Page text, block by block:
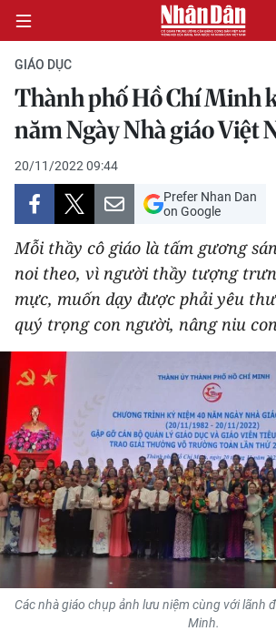
CHÍNH TRỊ
KINH TẾ
VĂN HÓA
XÃ HỘI
PHÁP LUẬT
THẾ GIỚI
THỂ THAO
GIÁO DỤC
Y TẾ
KHOA HỌC - CÔNG NGHỆ
MÔI TRƯỜNG
GIÁO DỤC
Thành phố Hồ Chí Minh
năm Ngày Nhà giáo Việt
20/11/2022 09:44
Prefer Nhan Dan
on Google
Mỗi thầy cô giáo là tấm gương
noi theo, vì người thầy tượng
mực, muốn dạy được phải yêu
quý trọng con người, nâng niu
Các nhà giáo chụp ảnh lưu niệm cùng với lãnh
Minh.